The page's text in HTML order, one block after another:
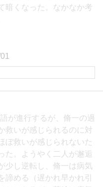
暗くなった。なかなか考
が進行するが、脩一の過
救いが感じられるのに対
ぼ救いが感じられないた
た。ようやく二人が邂逅
少し逆転し、脩一は病気
諦める（遅かれ早かれ引